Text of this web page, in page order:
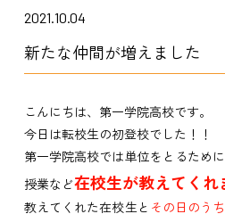
2021.10.04
新たな仲間が増えました
こんにちは、第一学院高校です。
今日は転校生の初登校でした！！
第一学院高校では単位をとるため
授業など在校生が教えてくれ
教えてくれた在校生と その日のう